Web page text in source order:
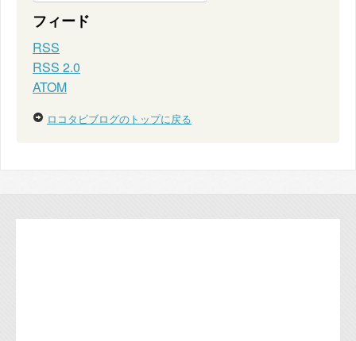
フィード
RSS
RSS 2.0
ATOM
ロコタビブログのトップに戻る